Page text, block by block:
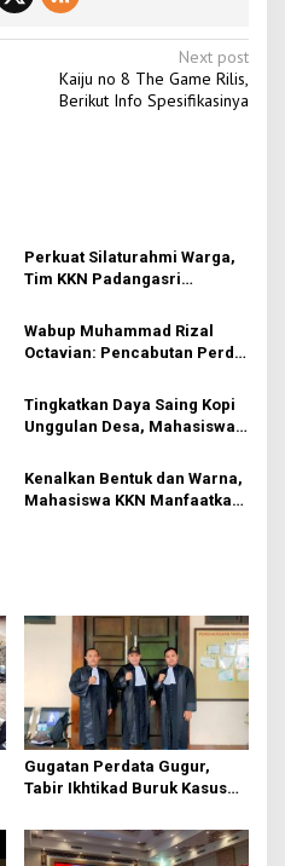
Next post
Kaiju no 8 The Game Rilis,
Berikut Info Spesifikasinya
Perkuat Silaturahmi Warga,
Tim KKN Padangasri
Lewat Senam Sehat dan
Pemantapan Program
Wabup Muhammad Rizal
Octavian: Pencabutan Perda
Mojokerto
Tingkatkan Daya Saing Kopi
Unggulan Desa, Mahasiswa
Fungsional di Rejosari
Kenalkan Bentuk dan Warna,
Mahasiswa KKN Manfaatkan
Gugatan Perdata Gugur,
Tabir Ikhtikad Buruk Kasus